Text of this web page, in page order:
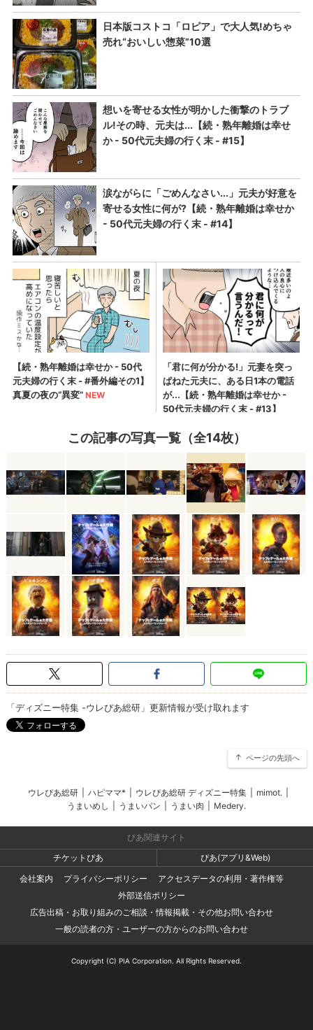
この記事の写真一覧（全14枚）
「ディズニー特集 -ウレぴあ総研」更新情報が受け取れます
ページの先頭へ
ウレぴあ総研 ハピママ* ウレぴあ総研 ディズニー特集 mimot.
うまいめし
うまいパン うまい肉 Medery.
ぴあ関連サイト
チケットぴあ
ぴあ(アプリ&Web)
会社案内
プライバシーポリシー
アクセスデータの利用・著作権等
外部送信ポリシー
広告出稿・お取り組みのご相談・情報掲載・その他お問い合わせ
一般の読者の方・ユーザーの方からのお問い合わせ
Copyright (C) PIA Corporation. All Rights Reserved.